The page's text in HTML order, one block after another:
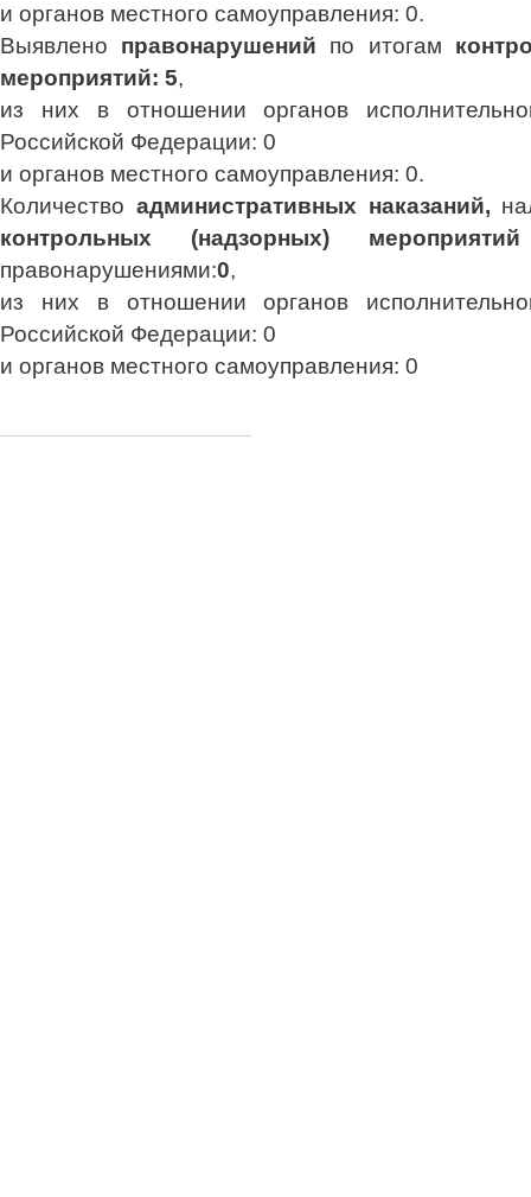
и органов местного самоуправления: 0.
Выявлено правонарушений по итогам
мероприятий: 5,
из них в отношении органов
Российской Федерации: 0
и органов местного самоуправления: 0.
Количество административных наказаний,
контрольных (надзорных) мероприятий
правонарушениями:0,
из них в отношении органов
Российской Федерации: 0
и органов местного самоуправления: 0